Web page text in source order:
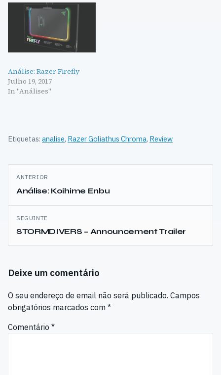
Análise: Razer Firefly
Julho 19, 2017
In "Análises"
Etiquetas: analise, Razer Goliathus Chroma, Review
Navegação
de
artigos
ANTERIOR
Análise: Koihime Enbu
SEGUINTE
STORMDIVERS – Announcement Trailer
Deixe um comentário
O seu endereço de email não será publicado. Campos
obrigatórios marcados com *
Comentário *